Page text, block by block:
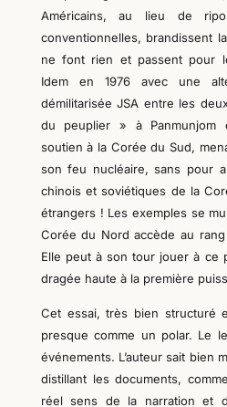
Américains, au lieu de
conventionnelles, brandissent
ne font rien et passent pour
Idem en 1976 avec une
démilitarisée JSA entre les
du peuplier » à Panmunjom
soutien à la Corée du Sud,
son feu nucléaire, sans pour
chinois et soviétiques de la
étrangers ! Les exemples se
Corée du Nord accède au
Elle peut à son tour jouer à ce
dragée haute à la première
Cet essai, très bien structuré
presque comme un polar. Le
événements. L’auteur sait bien
distillant les documents,
réel sens de la narration et